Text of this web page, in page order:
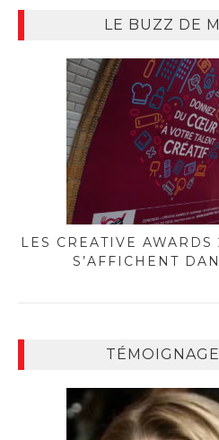
LE BUZZ DE
LES CREATIVE
S’AFFICHENT